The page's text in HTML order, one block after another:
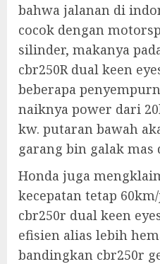
bahwa jalanan di
cocok dengan
silinder, makanya
cbr250R dual keen
beberapa
naiknya power dari
kw. putaran bawah
garang bin galak mas
Honda juga
kecepatan tetap
cbr250r dual keen
efisien alias lebih
bandingkan cbr250r